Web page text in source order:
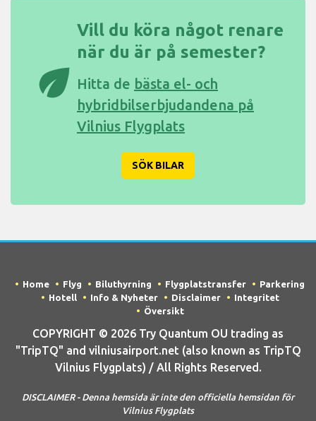
eco
Vill du köra något renare
när du är på semester?
Hitta de bästa el- och
hybridbilserbjudandena på
Vilnius Flygplats
SÖK BILAR
Home Flyg Biluthyrning Flygplatstransfer
Parkering
Hotell
Info & Nyheter Disclaimer
Integritet
Översikt
COPYRIGHT © 2026 Try Quantum OU trading as
"TripTQ" and vilniusairport.net (also known as TripTQ
Vilnius Flygplats) / All Rights Reserved.
DISCLAIMER - Denna hemsida är inte den officiella hemsidan för
Vilnius Flygplats